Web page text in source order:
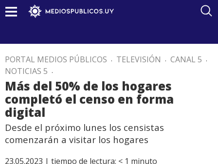
PORTAL MEDIOS PÚBLICOS . TELEVISIÓN . CANAL 5 .
NOTICIAS 5 .
Más del 50% de los hogares
completó el censo en forma
digital
Desde el próximo lunes los censistas
comenzarán a visitar los hogares
23.05.2023 | tiempo de lectura: < 1 minuto